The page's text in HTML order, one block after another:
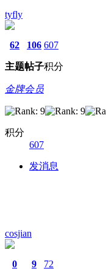
tyfly
62
主题
106
帖子
607
积分
金牌会员
积分
607
发消息
cosjian
0 9 72